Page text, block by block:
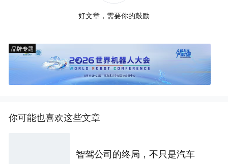
好文章，需要你的鼓励
品牌专题
你可能也喜欢这些文章
智驾公司的终局，不只是汽车